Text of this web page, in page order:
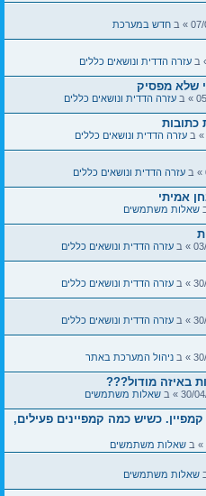
חדש במערכת
עזרה הדדית ונושאים כללים
שלא מפסיק
עזרה הדדית ונושאים כללים
כתובות
עזרה הדדית ונושאים כללים
עזרה הדדית ונושאים כללים
אמיתי
שאלות משתמשים
עזרה הדדית ונושאים כללים
עזרה הדדית ונושאים כללים
עזרה הדדית ונושאים כללים
ניהול המערכת באתר
באיזה מודול???
שאלות משתמשים
כשיש כמה קמפיינים פעילים,
שאלות משתמשים
שאלות משתמשים